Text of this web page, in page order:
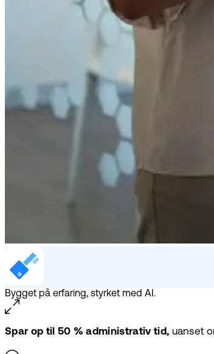
Bygget på erfaring, styrket med AI.
Spar op til 50 % administrativ tid, uanset